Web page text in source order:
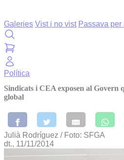
Galeries Vist i no vist Passava per
Política
Sindicats i CEA exposen al Govern
global
Julià Rodríguez / Foto: SFGA
dt., 11/11/2014